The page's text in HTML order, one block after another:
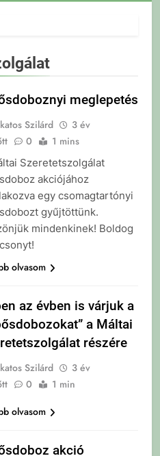
meglepetés
Szilárd
3 év
0 1 mins
Szeretetszolgálat
akciójához
egy csomagtartónyi
gyűjtöttünk.
mindenkinek! Boldog
olvasom
az évben is várjuk a
a Máltai
részére
Szilárd
3 év
0
1 min
olvasom
akció